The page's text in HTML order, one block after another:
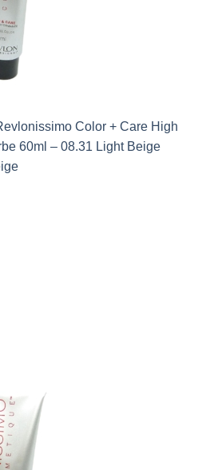
Color + Care High
60ml – 08.31 Light Beige